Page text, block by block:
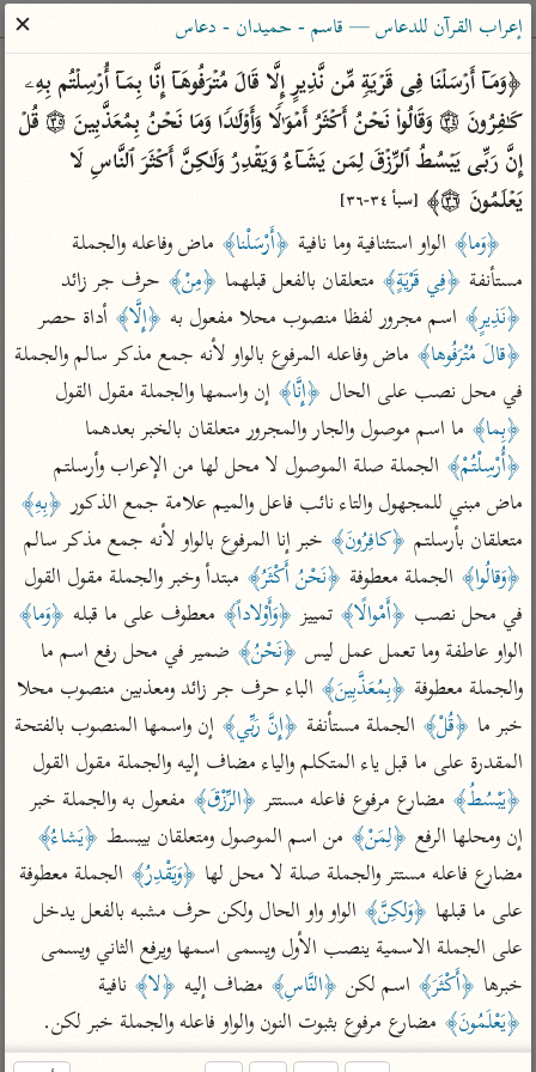
ساهم معنا في نشر القرآن والعلم الشرعي
الباحث القرآني
بحث تفسير علوم مصاحف معاجم
Type 2 or more characters for results.
Type 1 or more
characters for results.
أمّهات
تفسير الطبري
تفسير ابن كثير
تفسير القرطبي
تفسير البغوي
جمع الأقوال
تفسير ابن الجوزي
تفسير الماوردي
منتقاة
تفسير ابن القيم
تفسير ابن تيمية
عامّة
تفسير السمعاني
تفسير مكّي
محاسن التأويل
للقاسمي
تفسير الثعالبي
عامّة
فتح البيان للقنوجي
فتح القدير للشوكاني
تفسير ابن جزي
موسوعات
تفسير الآلوسي
تفسير الرازي
أخرى
أضواء البيان
نظم الدرر للبقاعي
لغة وبلاغة
التحرير والتنوير
المحرر الوجيز لابن
عطية
البحر المحيط لأبي
حيان
البسيط للواحدي
معاصرة
الميسر
المختصر في
التفسير
تفسير السعدي
أيسر التفاسير
القرآن – تدبر وعمل
تفسير ابن عثيمين
مركَّزة العبارة
تفسير الجلالين
جامع البيان للإيجي
تفسير البيضاوي
تفسير النسفي
الوجيز للواحدي
تفسير ابن أبي زمنين
آثار
موسوعة التفسير
المأثور
إعراب القرآن للدعاس — قاسم - حميدان - دعاس
✕
یَعۡلَمُونَ ۝٣٦﴾
[سبأ ٣٤-٣٦]
﴿وَما﴾ الواو استئنافية وما نافية ﴿أَرْسَلْنا﴾
مستأنفة ﴿فِي قَرْيَةٍ﴾ متعلقان بالفعل قبلهما ﴿مِنْ﴾ حرف جر زائد
﴿نَذِيرٍ﴾ اسم مجرور لفظا منصوب محلا مفعول به ﴿إِلَّا﴾ أداة حصر
﴿قالَ مُتْرَفُوها﴾
في محل نصب على الحال ﴿إِنَّا﴾ إن واسمها والجملة مقول القول
﴿بِما﴾ ما اسم موصول والجار والمجرور متعلقان بالخبر بعدهما
﴿أُرْسِلْتُمْ﴾
ماض مبني للمجهول والتاء نائب فاعل والميم علامة جمع الذكور ﴿بِهِ﴾
متعلقان بأرسلتم ﴿كافِرُونَ﴾ خبر إنا المرفوع بالواو لأنه جمع مذكر سالم
﴿وَقالُوا﴾ الجملة معطوفة ﴿نَحْنُ أَكْثَرُ﴾
في محل نصب ﴿أَمْوالًا﴾ تمييز ﴿وَأَوْلاداً﴾ معطوف على ما قبله ﴿وَما﴾
الواو عاطفة وما تعمل عمل ليس ﴿نَحْنُ﴾
والجملة معطوفة ﴿بِمُعَذَّبِينَ﴾
خبر ما ﴿قُلْ﴾ الجملة مستأنفة ﴿إِنَّ رَبِّي﴾
المقدرة على ما قبل ياء المتكلم والياء مضاف إليه والجملة مقول القول
﴿يَبْسُطُ﴾ مضارع مرفوع فاعله مستتر ﴿الرِّزْقَ﴾
مفعول به والجملة خبر
إن ومحلها الرفع ﴿لِمَنْ﴾ من اسم الموصول ومتعلقان بيبسط ﴿يَشاءُ﴾
مضارع فاعله مستتر والجملة صلة لا محل لها ﴿وَيَقْدِرُ﴾
على ما قبلها ﴿وَلكِنَّ﴾
خبرها ﴿أَكْثَرَ﴾ اسم لكن ﴿النَّاسِ﴾ مضاف إليه ﴿لا﴾ نافية
﴿يَعْلَمُونَ﴾ مضارع مرفوع بثبوت النون والواو فاعله والجملة خبر لكن.